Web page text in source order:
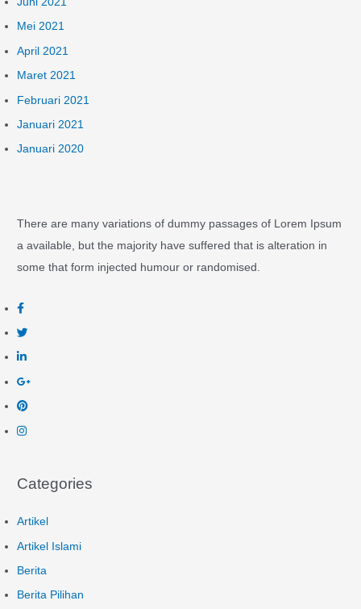
Mei 2021
April 2021
Maret 2021
Februari 2021
Januari 2021
Januari 2020
There are many variations of dummy passages of Lorem Ipsum
a available, but the majority have suffered that is alteration in
some that form injected humour or randomised.
Categories
Artikel
Artikel Islami
Berita
Berita Pilihan